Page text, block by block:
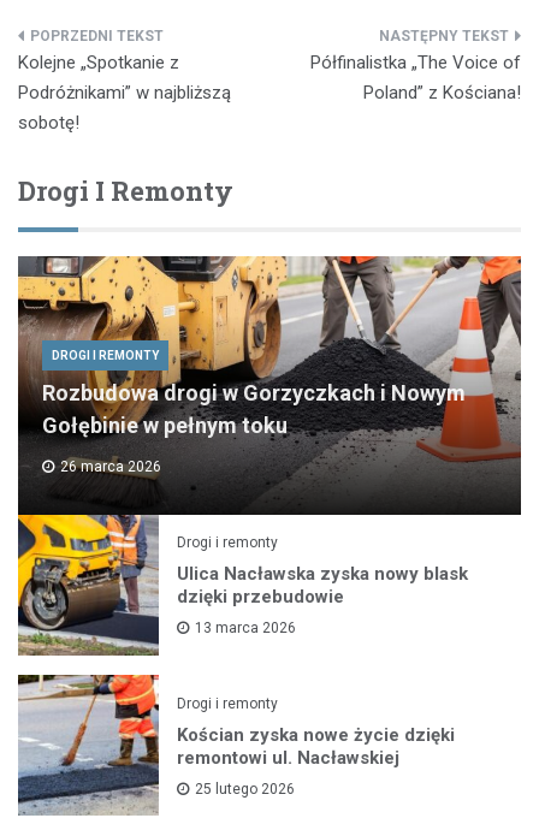
Nawigacja
wpisu
Kolejne „Spotkanie z
Podróżnikami” w najbliższą
sobotę!
Półfinalistka „The Voice of
Poland” z Kościana!
Drogi I Remonty
DROGI I REMONTY
Rozbudowa drogi w Gorzyczkach i Nowym
Gołębinie w pełnym toku
26 marca 2026
Drogi i remonty
Ulica Nacławska zyska nowy blask
dzięki przebudowie
13 marca 2026
Drogi i remonty
Kościan zyska nowe życie dzięki
remontowi ul. Nacławskiej
25 lutego 2026